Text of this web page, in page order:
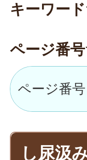
キーワード
ページ番号
し尿汲